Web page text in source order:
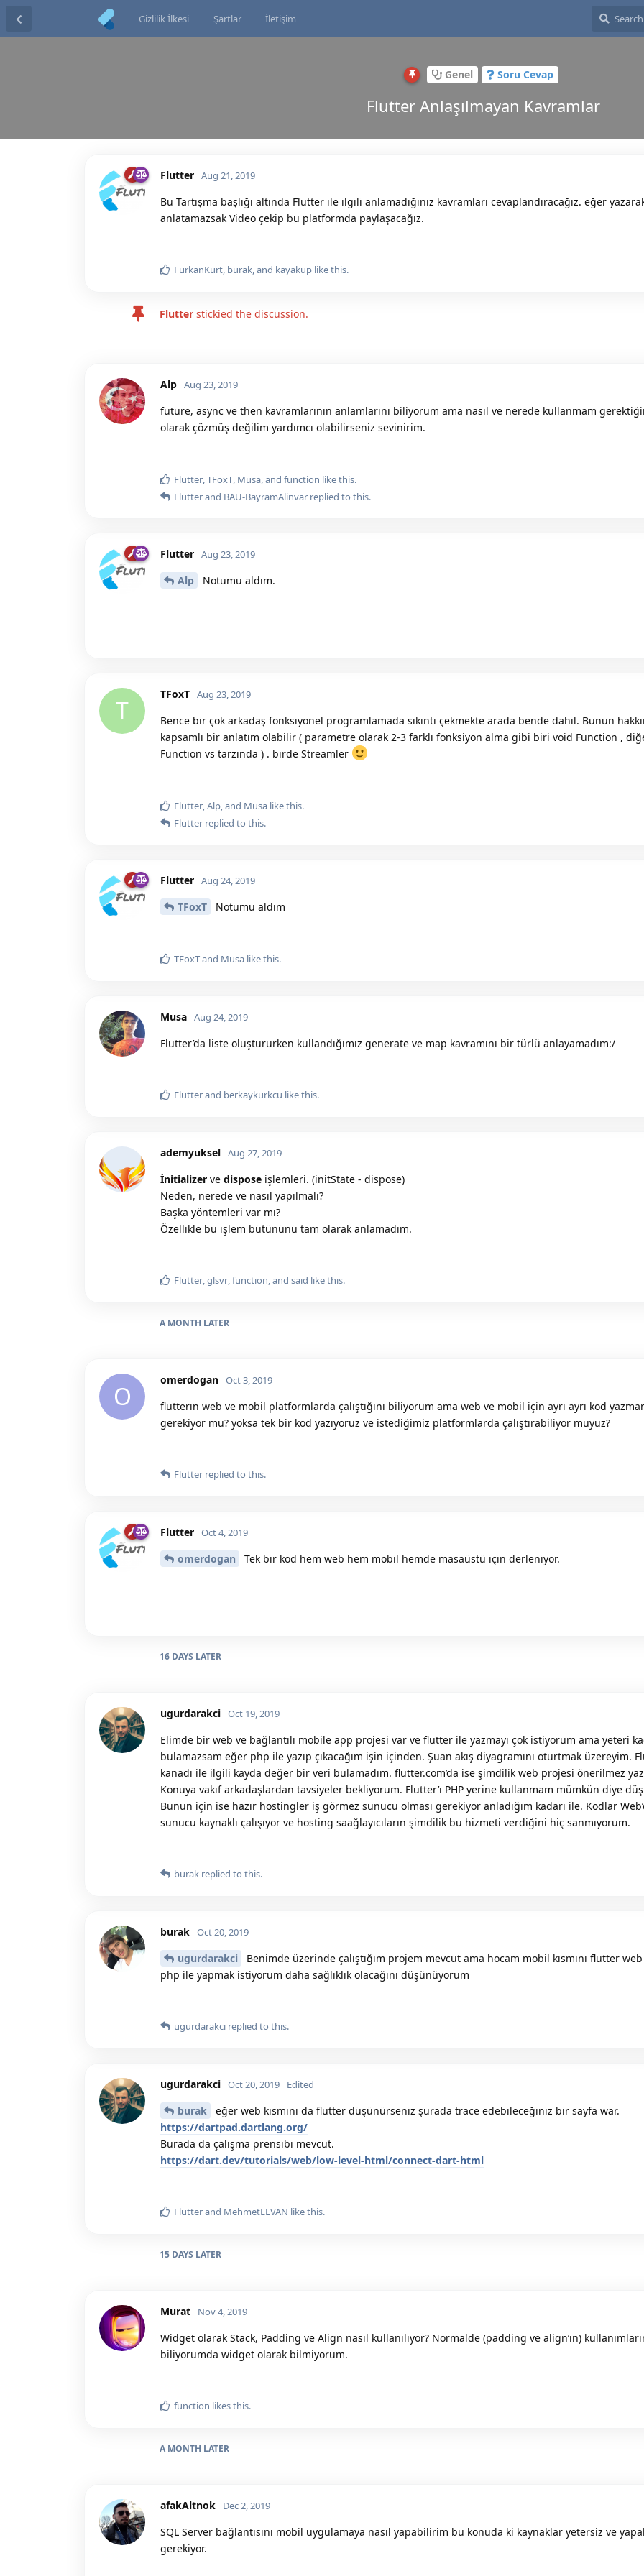
Gizlilik İlkesi Şartlar İletişim
Genel Soru Cevap
Flutter Anlaşılmayan Kavramlar
Flutter Aug 21, 2019
Bu Tartışma başlığı altında Flutter ile ilgili anlamadığınız kavramları cevaplandıracağız. eğer
anlatamazsak Video çekip bu platformda paylaşacağız.
FurkanKurt, burak, and kayakup like this.
Flutter stickied the discussion.
Alp Aug 23, 2019
future, async ve then kavramlarının anlamlarını biliyorum ama nasıl ve nerede kullanmam
olarak çözmüş değilim yardımcı olabilirseniz sevinirim.
Flutter,TFoxT, Musa, and function like this.
Flutterand BAU-BayramAlinvar replied to this.
Flutter Aug 23, 2019
Alp Notumu aldım.
T
TFoxT Aug 23, 2019
Bence bir çok arkadaş fonksiyonel programlamada sıkıntı çekmekte arada bende dahil. Bunun
kapsamlı bir anlatım olabilir ( parametre olarak 2-3 farklı fonksiyon alma gibi biri void Function ,
Function vs tarzında ) . birde Streamler
Flutter,Alp, and Musa like this.
Flutter replied to this.
Flutter Aug 24, 2019
TFoxT Notumu aldım
TFoxTand Musa like this.
Musa Aug 24, 2019
Flutter’da liste oluştururken kullandığımız generate ve map kavramını bir türlü anlayamadım:/
Flutterand berkaykurkcu like this.
ademyuksel Aug 27, 2019
İnitializer ve dispose işlemleri. (initState - dispose)
Neden, nerede ve nasıl yapılmalı?
Başka yöntemleri var mı?
Özellikle bu işlem bütününü tam olarak anlamadım.
Flutter,glsvr,function, and said like this.
A MONTH LATER
O
omerdogan Oct 3, 2019
flutterın web ve mobil platformlarda çalıştığını biliyorum ama web ve mobil için ayrı ayrı kod
gerekiyor mu? yoksa tek bir kod yazıyoruz ve istediğimiz platformlarda çalıştırabiliyor muyuz?
Flutter replied to this.
Flutter Oct 4, 2019
omerdogan Tek bir kod hem web hem mobil hemde masaüstü için derleniyor.
16 DAYS LATER
ugurdarakci Oct 19, 2019
Elimde bir web ve bağlantılı mobile app projesi var ve flutter ile yazmayı çok istiyorum ama yeteri
bulamazsam eğer php ile yazıp çıkacağım işin içinden. Şuan akış diyagramını oturtmak üzereyim.
kanadı ile ilgili kayda değer bir veri bulamadım. flutter.com’da ise şimdilik web projesi önerilmez
Konuya vakıf arkadaşlardan tavsiyeler bekliyorum. Flutter’ı PHP yerine kullanmam mümkün diye
Bunun için ise hazır hostingler iş görmez sunucu olması gerekiyor anladığım kadarı ile. Kodlar
sunucu kaynaklı çalışıyor ve hosting saağlayıcıların şimdilik bu hizmeti verdiğini hiç sanmıyorum.
burak replied to this.
burak Oct 20, 2019
ugurdarakci
Benimde üzerinde çalıştığım projem mevcut ama hocam mobil kısmını flutter web
php ile yapmak istiyorum daha sağlıklık olacağını düşünüyorum
ugurdarakci replied to this.
ugurdarakci Oct 20, 2019 Edited
burak
eğer web kısmını da flutter düşünürseniz şurada trace edebileceğiniz bir sayfa war.
https://dartpad.dartlang.org/
Burada da çalışma prensibi mevcut.
https://dart.dev/tutorials/web/low-level-html/connect-dart-html
Flutterand MehmetELVAN like this.
15 DAYS LATER
Murat Nov 4, 2019
Widget olarak Stack, Padding ve Align nasıl kullanılıyor? Normalde (padding ve align’ın)
biliyorumda widget olarak bilmiyorum.
function likes this.
A MONTH LATER
afakAltnok Dec 2, 2019
SQL Server bağlantısını mobil uygulamaya nasıl yapabilirim bu konuda ki kaynaklar yetersiz ve
gerekiyor.